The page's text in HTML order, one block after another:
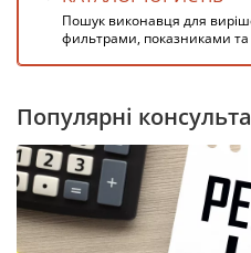
Пошук виконавця для
фильтрами, показниками
Популярні